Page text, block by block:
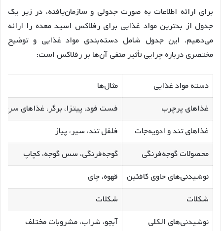
برای ارائه اطلاعات به صورت جدولی و سازمان‌یافته، در زیر یک
جدول از بدترین مواد غذایی برای رفلاکس اسید معده را ارائه
می‌دهیم. این جدول شامل دسته‌بندی مواد غذایی و توضیح
مختصری درباره چرایی تأثیر منفی آن‌ها بر رفلاکس است:
دسته مواد غذایی
مثال‌ها
غذاهای پرچرب
فست فود، پیتزا، برگر، غذاهای سرخ
غذاهای تند و ادویه‌جات
فلفل تند، سیر، پیاز
محصولات گوجه‌فرنگی
گوجه‌فرنگی، سس گوجه، کچاپ
نوشیدنی‌های حاوی کافئین
قهوه، چای
شکلات
شکلات
نوشیدنی‌های الکلی
آبجو، شراب، مشروبات مختلف